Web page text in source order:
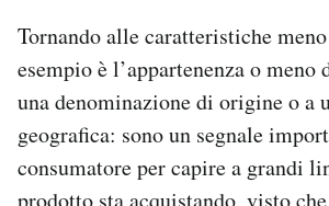
Tornando alle caratteristiche
esempio è l’appartenenza o meno
una denominazione di origine o a
geografica: sono un segnale
consumatore per capire a grandi
prodotto sta acquistando, visto